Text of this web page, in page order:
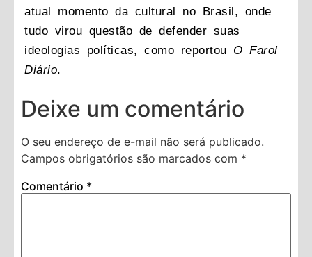
atual momento da cultural no Brasil, onde
tudo virou questão de defender suas
ideologias políticas, como reportou O Farol
Diário.
Deixe um comentário
O seu endereço de e-mail não será publicado.
Campos obrigatórios são marcados com *
Comentário *